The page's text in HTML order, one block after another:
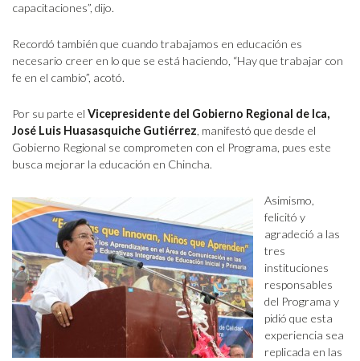
capacitaciones”, dijo.
Recordó también que cuando trabajamos en educación es
necesario creer en lo que se está haciendo, “Hay que trabajar con
fe en el cambio”, acotó.
Por su parte el Vicepresidente del Gobierno Regional de Ica,
José Luis Huasasquiche Gutiérrez , manifestó que desde el
Gobierno Regional se comprometen con el Programa, pues este
busca mejorar la educación en Chincha.
Asimismo,
felicitó y
agradeció a las
tres
instituciones
responsables
del Programa y
pidió que esta
experiencia sea
replicada en las